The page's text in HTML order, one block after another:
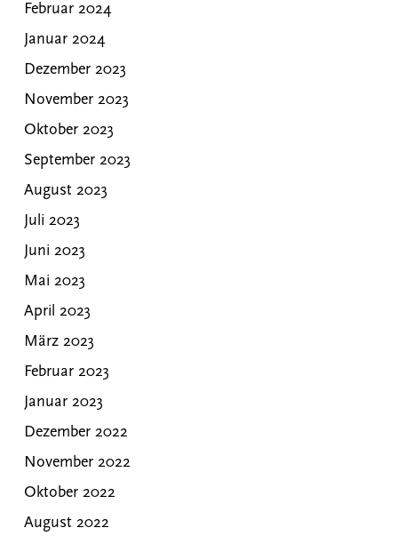
Februar 2024
Januar 2024
Dezember 2023
November 2023
Oktober 2023
September 2023
August 2023
Juli 2023
Juni 2023
Mai 2023
April 2023
März 2023
Februar 2023
Januar 2023
Dezember 2022
November 2022
Oktober 2022
August 2022